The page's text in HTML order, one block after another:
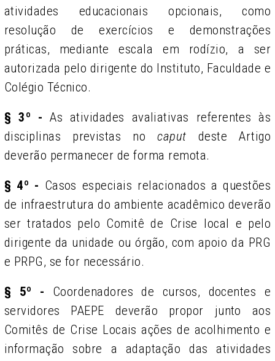
atividades educacionais opcionais, como
resolução de exercícios e demonstrações
práticas, mediante escala em rodízio, a ser
autorizada pelo dirigente do Instituto, Faculdade e
Colégio Técnico.
§ 3º -As atividades avaliativas referentes às
disciplinas previstas nocaput deste Artigo
deverão permanecer de forma remota.
§ 4º - Casos especiais relacionados a questões
de infraestrutura do ambiente acadêmico deverão
ser tratados pelo Comitê de Crise local e pelo
dirigente da unidade ou órgão, com apoio da PRG
e PRPG, se for necessário.
§ 5º - Coordenadores de cursos, docentes e
servidores PAEPE deverão propor junto aos
Comitês de Crise Locais ações de acolhimento e
informação sobre a adaptação das atividades